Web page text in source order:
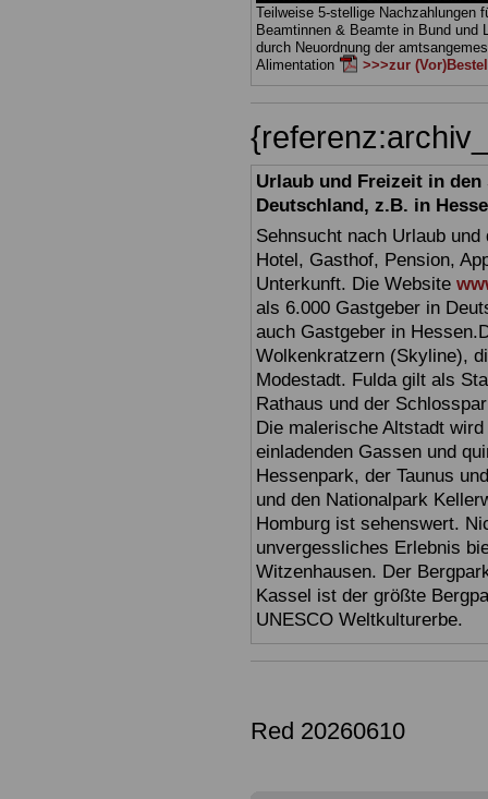
Teilweise 5-stellige Nachzahlungen
Beamtinnen & Beamte in Bund und
durch Neuordnung der
Alimentation
>>>zur
Urlaub und Freizeit in
Deutschland, z.B. in
Sehnsucht nach Urlaub
Hotel, Gasthof, Pension,
Unterkunft. Die Website
als 6.000 Gastgeber in
auch Gastgeber in
Wolkenkratzern (Skyline),
Modestadt. Fulda gilt als
Rathaus und der
Die malerische Altstadt
einladenden Gassen und
Hessenpark, der Taunus
und den Nationalpark
Homburg ist sehenswert.
unvergessliches Erlebnis
Witzenhausen. Der
Kassel ist der größte
UNESCO Weltkulturerbe.
Red 20260610